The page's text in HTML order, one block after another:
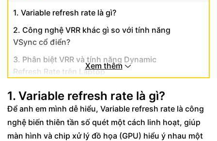
1. Variable refresh rate là gì?
2. Công nghệ VRR khác gì so với tính năng
VSync cổ điển?
3. Phân biệt VRR và tính năng Dynamic
Refresh Rate trên Laptop
4. Các loại công nghệ VRR phổ biến nhất trên
thị trường hiện nay
5. Công nghệ VRR giúp nâng tầm trải nghiệm
game của bạn như thế nào?
Xem thêm
1. Variable refresh rate là gì?
Để anh em mình dễ hiểu, Variable refresh rate là công
nghệ biến thiên tần số quét một cách linh hoạt, giúp
màn hình và chip xử lý đồ họa (GPU) hiểu ý nhau một